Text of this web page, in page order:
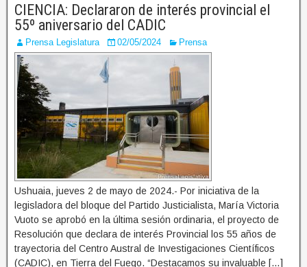
CIENCIA: Declararon de interés provincial el
55º aniversario del CADIC
Prensa Legislatura 02/05/2024 Prensa
Ushuaia, jueves 2 de mayo de 2024.- Por iniciativa de la
legisladora del bloque del Partido Justicialista, María Victoria
Vuoto se aprobó en la última sesión ordinaria, el proyecto de
Resolución que declara de interés Provincial los 55 años de
trayectoria del Centro Austral de Investigaciones Científicos
(CADIC), en Tierra del Fuego. “Destacamos su invaluable […]